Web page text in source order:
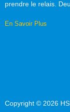
prendre le relais.
En Savoir Plus
Copyright © 2026